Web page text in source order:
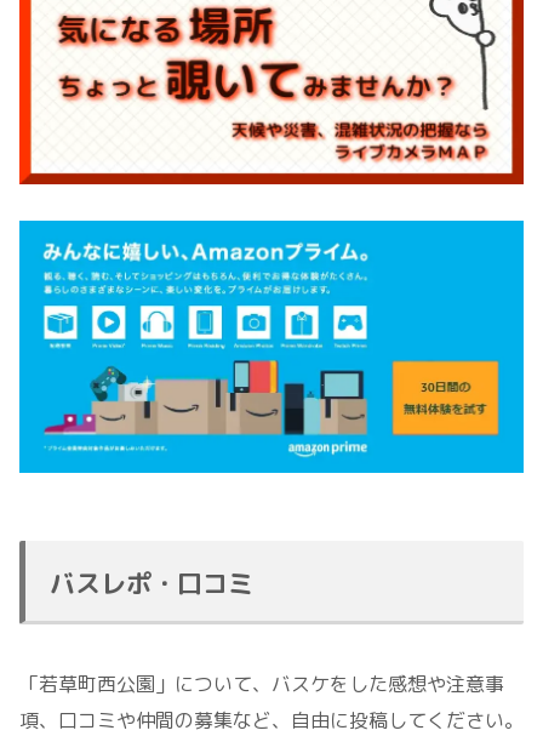
バスレポ・口コミ
「若草町西公園」について、バスケをした感想や注意事
項、口コミや仲間の募集など、自由に投稿してください。